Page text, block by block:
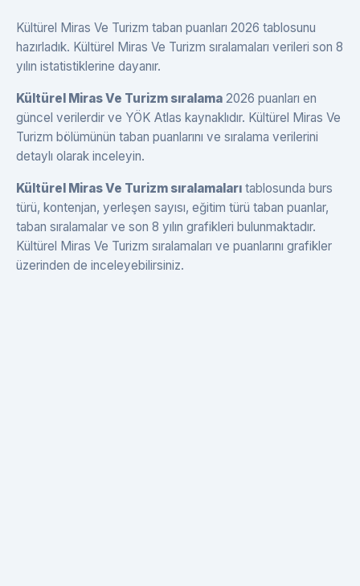
Kültürel Miras Ve Turizm taban puanları 2026 tablosunu
hazırladık. Kültürel Miras Ve Turizm sıralamaları verileri son 8
yılın istatistiklerine dayanır.
Kültürel Miras Ve Turizm sıralama 2026 puanları en
güncel verilerdir ve YÖK Atlas kaynaklıdır. Kültürel Miras Ve
Turizm bölümünün taban puanlarını ve sıralama verilerini
detaylı olarak inceleyin.
Kültürel Miras Ve Turizm sıralamaları tablosunda burs
türü, kontenjan, yerleşen sayısı, eğitim türü taban puanlar,
taban sıralamalar ve son 8 yılın grafikleri bulunmaktadır.
Kültürel Miras Ve Turizm sıralamaları ve puanlarını grafikler
üzerinden de inceleyebilirsiniz.